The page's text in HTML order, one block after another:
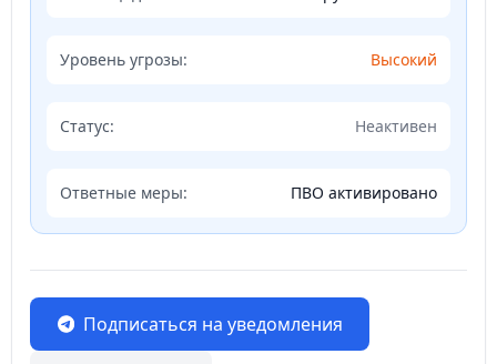
Уровень угрозы: Высокий
Статус: Неактивен
Ответные меры: ПВО активировано
Подписаться на уведомления